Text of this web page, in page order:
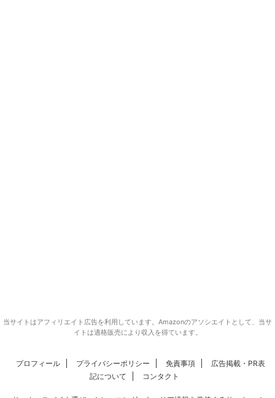
当サイトはアフィリエイト広告を利用しています。Amazonのアソシエイトとして、当サ
イトは適格販売により収入を得ています。
プロフィール プライバシーポリシー 免責事項
広告掲載・PR表
記について
コンタクト